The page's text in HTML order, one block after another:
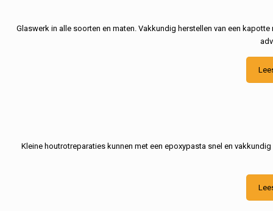
Glaswerk in alle soorten en maten. Vakkundig herstellen van een
Kleine houtrotreparaties kunnen met een epoxypasta snel en